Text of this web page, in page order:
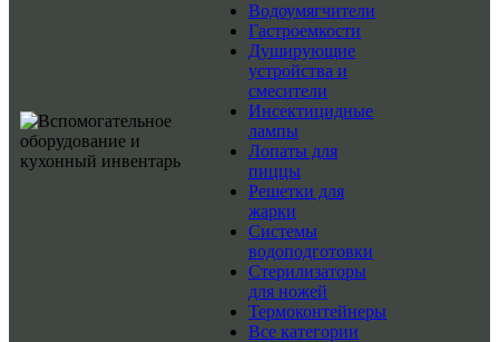
Водоумягчители
Гастроемкости
Душирующие
устройства и
смесители
Инсектицидные
лампы
Лопаты для
пиццы
Решетки для
жарки
Системы
водоподготовки
Стерилизаторы
для ножей
Термоконтейнеры
Все категории